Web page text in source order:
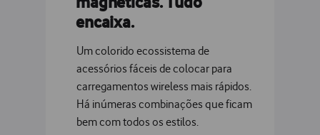
encaixa.
Um colorido ecossistema de
acessórios fáceis de colocar para
carregamentos wireless mais rápidos.
Há inúmeras combinações que ficam
bem com todos os estilos.